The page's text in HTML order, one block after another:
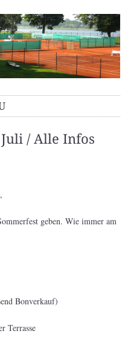
/ Alle Infos
geben. Wie immer am
Bonverkauf)
Terrasse